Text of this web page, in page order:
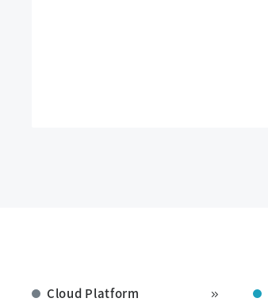
Cloud Platform